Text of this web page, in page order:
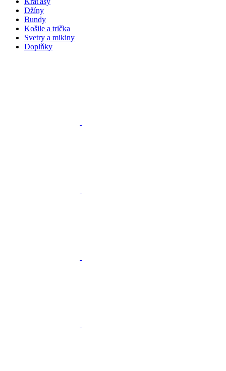
Džíny
Bundy
Košile a trička
Svetry a mikiny
Doplňky